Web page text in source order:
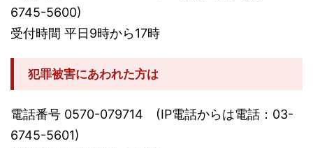
6745-5600)
受付時間 平日9時から17時
犯罪被害にあわれた方は
電話番号 0570-079714 (IP電話からは電話：03-
6745-5601)